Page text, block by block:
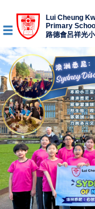
Lui Cheung
Primary
路德會呂祥光